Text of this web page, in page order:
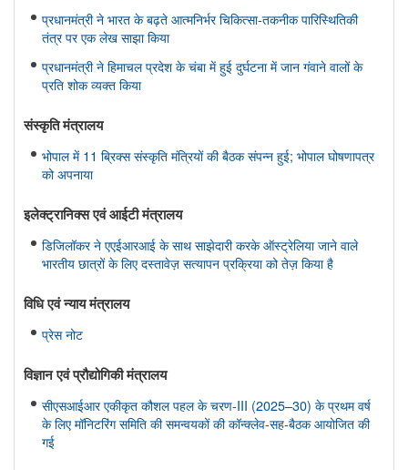
प्रधानमंत्री ने भारत के बढ़ते आत्मनिर्भर चिकित्सा-तकनीक पारिस्थितिकी
तंत्र पर एक लेख साझा किया
प्रधानमंत्री ने हिमाचल प्रदेश के चंबा में हुई दुर्घटना में जान गंवाने वालों के
प्रति शोक व्यक्त किया
संस्‍कृति मंत्रालय
भोपाल में 11 ब्रिक्स संस्कृति मंत्रियों की बैठक संपन्न हुई; भोपाल घोषणापत्र
को अपनाया
इलेक्ट्रानिक्स एवं आईटी मंत्रालय
डिजिलॉकर ने एएईआरआई के साथ साझेदारी करके ऑस्ट्रेलिया जाने वाले
भारतीय छात्रों के लिए दस्तावेज़ सत्यापन प्रक्रिया को तेज़ किया है
विधि एवं न्‍याय मंत्रालय
प्रेस नोट
विज्ञान एवं प्रौद्योगिकी मंत्रालय
सीएसआईआर एकीकृत कौशल पहल के चरण-III (2025–30) के प्रथम वर्ष
के लिए मॉनिटरिंग समिति की समन्वयकों की कॉन्क्लेव-सह-बैठक आयोजित की
गई